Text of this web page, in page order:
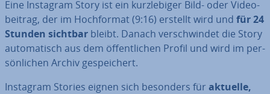
Eine Instagram Story ist ein kurz­le­bi­ger Bild- oder Vi­deo­
bei­trag, der im Hoch­for­mat (9:16) erstellt wird und für 24
Stunden sichtbar bleibt. Danach ver­schwin­det die Story
au­to­ma­tisch aus dem öf­fent­li­chen Profil und wird im per­
sön­li­chen Archiv ge­spei­chert.
Instagram Stories eignen sich besonders für aktuelle,